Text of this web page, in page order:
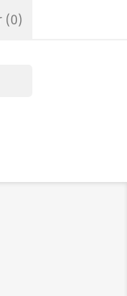
(0)